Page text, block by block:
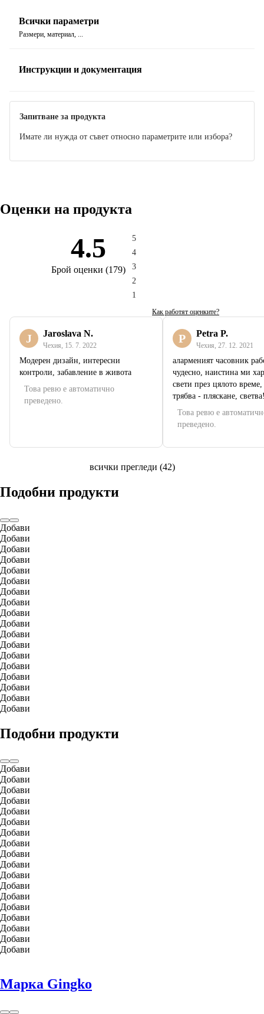
Всички параметри
Размери, материал, ...
Инструкции и документация
Запитване за продукта
Имате ли нужда от съвет относно параметрите или избора?
Оценки на продукта
4.5
Брой оценки (179)
5
4
3
2
1
Как работят оценките?
J Jaroslava N.
Чехия 15. 7. 2022
Модерен дизайн, интересни
контроли, забавление в живота
Това ревю е автоматично
преведено.
P Petra P.
Чехия 27. 12. 2021
аларменият часовник
чудесно, наистина ми
свети през цялото време,
трябва - пляскане,
Това ревю е
преведено.
всички прегледи (42)
Подобни продукти
Добави
Добави
Добави
Добави
Добави
Добави
Добави
Добави
Добави
Добави
Добави
Добави
Добави
Добави
Добави
Добави
Добави
Добави
Подобни продукти
Добави
Добави
Добави
Добави
Добави
Добави
Добави
Добави
Добави
Добави
Добави
Добави
Добави
Добави
Добави
Добави
Добави
Добави
Марка Gingko